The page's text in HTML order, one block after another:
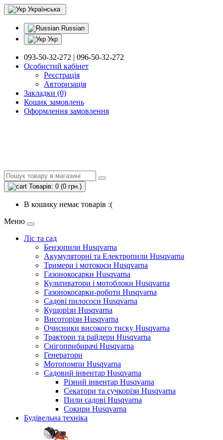
Українська
Russian
Укр
093-50-32-272 | 096-50-32-272
Особистий кабінет
Реєстрація
Авторизація
Закладки (0)
Кошик замовлень
Оформлення замовлення
Товарів: 0 (0 грн.)
В кошику немає товарів :(
Меню
Ліс та сад
Бензопили Husqvarna
Акумуляторні та Електропили Husqvarna
Тримери і мотокоси Husqvarna
Газонокосарки Husqvarna
Культиватори і мотоблоки Husqvarna
Газонокосарки-роботи Husqvarna
Садові пилососи Husqvarna
Кущорізи Husqvarna
Висоторізи Husqvarna
Очисники високого тиску Husqvarna
Трактори та райдери Husqvarna
Снігоприбирачі Husqvarna
Генератори
Мотопомпи Husqvarna
Садовий інвентар Husqvarna
Різний інвентар Husqvarna
Секатори та сучкорізи Husqvarna
Пили садові Husqvarna
Сокири Husqvarna
Будівельна техніка